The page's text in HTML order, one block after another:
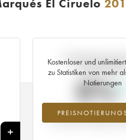
+
Kostenloser und
zu Statistiken von mehr
Notierungen
Aktuelle
Preisnotierung
0%
Preisanstiegs des
Jahr 2026 im Vergleich